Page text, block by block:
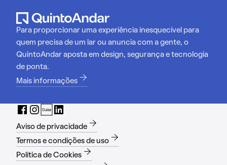
Para proporcionar uma experiência inesquecível para
quem precisa de um lar ou anuncia com a gente, o
QuintoAndar aposta em design, segurança e tecnologia
de ponta.
Mais informações
Aviso de privacidade
Termos e condições de uso
Política de Cookies